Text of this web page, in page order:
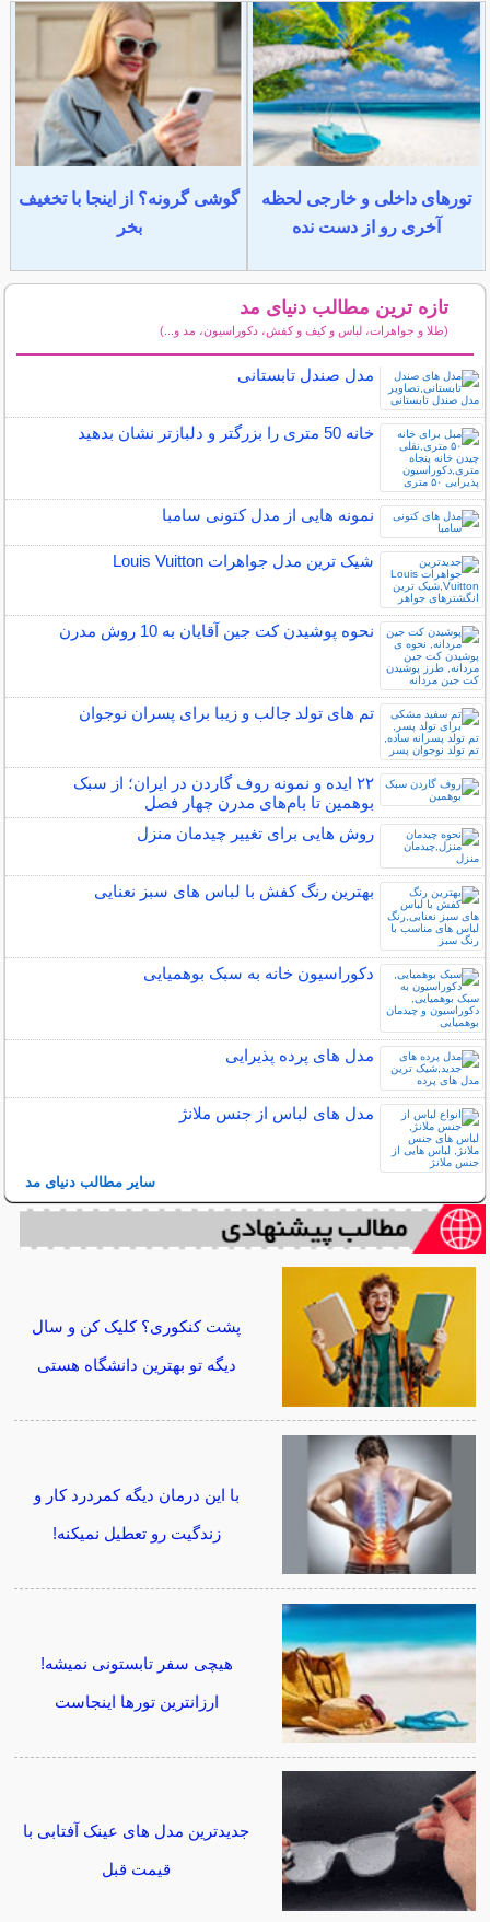
تورهای داخلی و خارجی لحظه
آخری رو از دست نده
گوشی گرونه؟ از اینجا با تخغیف
بخر
تازه ترین مطالب دنیای مد
(طلا و جواهرات، لباس و کیف و کفش، دکوراسیون، مد و...)
مدل صندل تابستانی
خانه 50 متری را بزرگتر و دلبازتر نشان بدهید
نمونه هایی از مدل کتونی سامبا
شیک ترین مدل جواهرات Louis Vuitton
نحوه پوشیدن کت جین آقایان به 10 روش مدرن
تم های تولد جالب و زیبا برای پسران نوجوان
۲۲ ایده و نمونه روف گاردن در ایران؛ از سبک
بوهمین تا بام‌های مدرن چهار فصل
روش هایی برای تغییر چیدمان منزل
بهترین رنگ کفش با لباس های سبز نعنایی
دکوراسیون خانه به سبک بوهمیایی
مدل های پرده پذیرایی
مدل های لباس از جنس ملانژ
سایر مطالب دنیای مد
پشت کنکوری؟ کلیک کن و سال
دیگه تو بهترین دانشگاه هستی
با این درمان دیگه کمردرد کار و
زندگیت رو تعطیل نمیکنه!
هیچی سفر تابستونی نمیشه!
ارزانترین تورها اینجاست
جدیدترین مدل های عینک آفتابی با
قیمت قبل